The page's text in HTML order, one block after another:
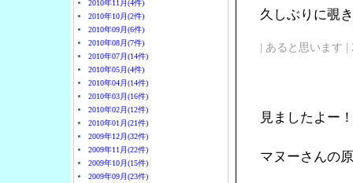
2010年11月(4件)
2010年10月(2件)
2010年09月(6件)
2010年08月(7件)
2010年07月(14件)
2010年05月(4件)
2010年04月(14件)
2010年03月(16件)
2010年02月(12件)
2010年01月(21件)
2009年12月(32件)
2009年11月(22件)
2009年10月(15件)
2009年09月(23件)
久しぶりに覗
| あると思います |
見ましたよー！
マヌーさんの